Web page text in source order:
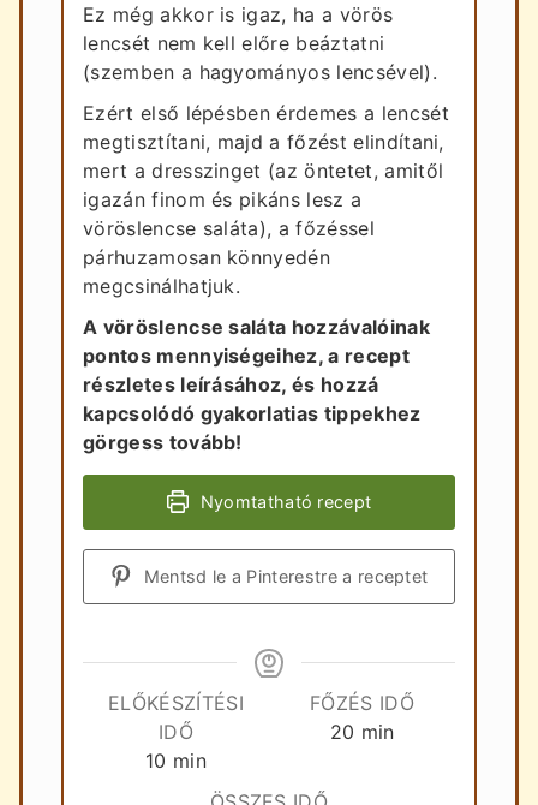
Ez még akkor is igaz, ha a vörös
lencsét nem kell előre beáztatni
(szemben a hagyományos lencsével).
Ezért első lépésben érdemes a lencsét
megtisztítani, majd a főzést elindítani,
mert a dresszinget (az öntetet, amitől
igazán finom és pikáns lesz a
vöröslencse saláta), a főzéssel
párhuzamosan könnyedén
megcsinálhatjuk.
A vöröslencse saláta hozzávalóinak
pontos mennyiségeihez, a recept
részletes leírásához, és hozzá
kapcsolódó gyakorlatias tippekhez
görgess tovább!
Nyomtatható recept
Mentsd le a Pinterestre a receptet
ELŐKÉSZÍTÉSI
IDŐ
10 perc
min
FŐZÉS IDŐ
20 perc
min